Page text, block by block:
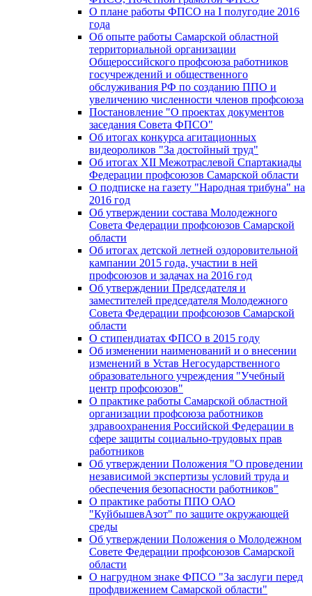
О плане работы ФПСО на I полугодие 2016
года
Об опыте работы Самарской областной
территориальной организации
Общероссийского профсоюза работников
госучреждений и общественного
обслуживания РФ по созданию ППО и
увеличению численности членов профсоюза
Постановление "О проектах документов
заседания Совета ФПСО"
Об итогах конкурса агитационных
видеороликов "За достойный труд"
Об итогах XII Межотраслевой Спартакиады
Федерации профсоюзов Самарской области
О подписке на газету "Народная трибуна" на
2016 год
Об утверждении состава Молодежного
Совета Федерации профсоюзов Самарской
области
Об итогах детской летней оздоровительной
кампании 2015 года, участии в ней
профсоюзов и задачах на 2016 год
Об утверждении Председателя и
заместителей председателя Молодежного
Совета Федерации профсоюзов Самарской
области
О стипендиатах ФПСО в 2015 году
Об изменении наименований и о внесении
изменений в Устав Негосударственного
образовательного учреждения "Учебный
центр профсоюзов"
О практике работы Самарской областной
организации профсоюза работников
здравоохранения Российской Федерации в
сфере защиты социально-трудовых прав
работников
Об утверждении Положения "О проведении
независимой экспертизы условий труда и
обеспечения безопасности работников"
О практике работы ППО ОАО
"КуйбышевАзот" по защите окружающей
среды
Об утверждении Положения о Молодежном
Совете Федерации профсоюзов Самарской
области
О нагрудном знаке ФПСО "За заслуги перед
профдвижением Самарской области"